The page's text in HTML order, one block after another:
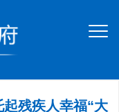
残疾人幸福“大